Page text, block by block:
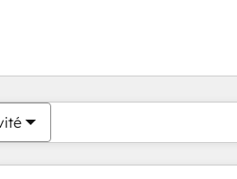
Vous êtes actuellement surPage
PagePagePagePagePagePage